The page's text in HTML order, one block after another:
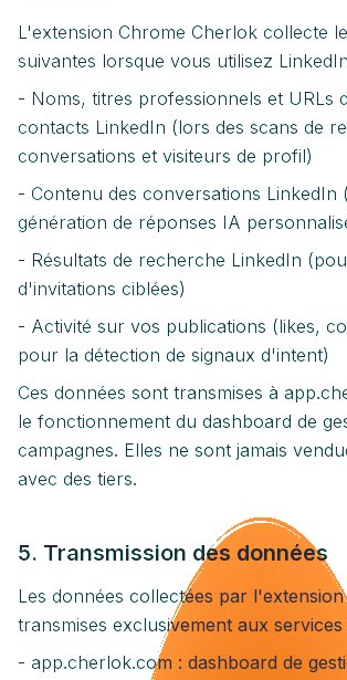
L'extension Chrome Cherlok collecte
suivantes lorsque vous utilisez
- Noms, titres professionnels et URLs
contacts LinkedIn (lors des scans de
conversations et visiteurs de profil)
- Contenu des conversations LinkedIn
génération de réponses IA
- Résultats de recherche LinkedIn
d'invitations ciblées)
- Activité sur vos publications (likes,
pour la détection de signaux d'intent)
Ces données sont transmises à
le fonctionnement du dashboard de
campagnes. Elles ne sont jamais
avec des tiers.
5. Transmission des données
Les données collectées par
transmises exclusivement aux services
- app.cherlok.com : dashboard de